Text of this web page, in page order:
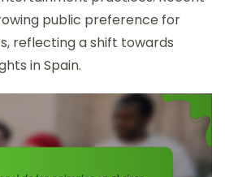
public preference for
reflecting a shift towards
in Spain.